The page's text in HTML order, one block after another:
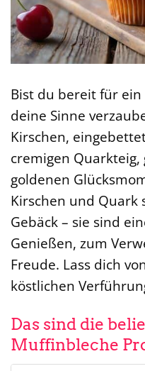
Bist du bereit für ein
deine Sinne
Kirschen,
cremigen
goldenen
Kirschen und
Gebäck – sie sind
Genießen, zum
Freude. Lass dich
köstlichen
Das sind die
Muffinbleche